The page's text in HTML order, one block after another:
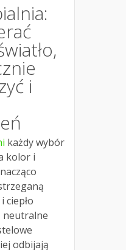
i
każdy wybór
kolor i
ciepło
neutralne
odbijają